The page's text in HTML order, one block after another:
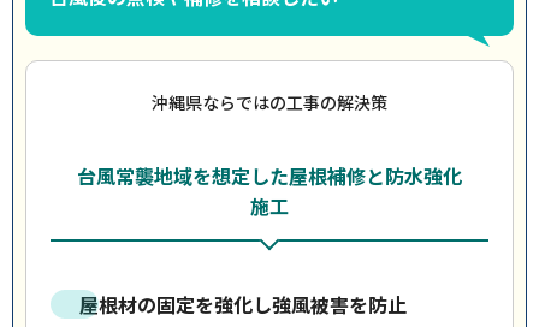
沖縄県ならではの工事の解決策
台風常襲地域を想定した屋根補修と防水強化
施工
屋根材の固定を強化し強風被害を防止